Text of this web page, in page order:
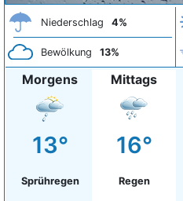
Niederschlag 4%
Bewölkung 13%
Morgens
13°
Sprühregen
Mittags
16°
Regen